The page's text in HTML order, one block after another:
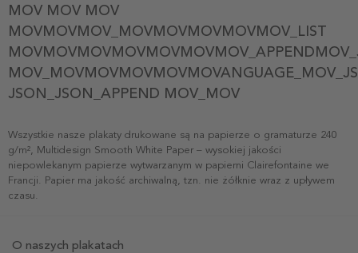
MOV MOV MOV
MOVMOVMOV_MOVMOVMOVMOVMOV_LIST
JSON_JSON_APPEND MOV_MOV
Wszystkie nasze plakaty drukowane są na papierze o gramaturze 240
g/m², Multidesign Smooth White Paper – wysokiej jakości
niepowlekanym papierze wytwarzanym w papierni Clairefontaine we
Francji. Papier ma jakość archiwalną, tzn. nie żółknie wraz z upływem
czasu.
O naszych plakatach